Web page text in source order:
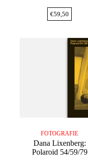
€59,50
FOTOGRAFIE
Dana Lixenberg:
Polaroid 54/59/79